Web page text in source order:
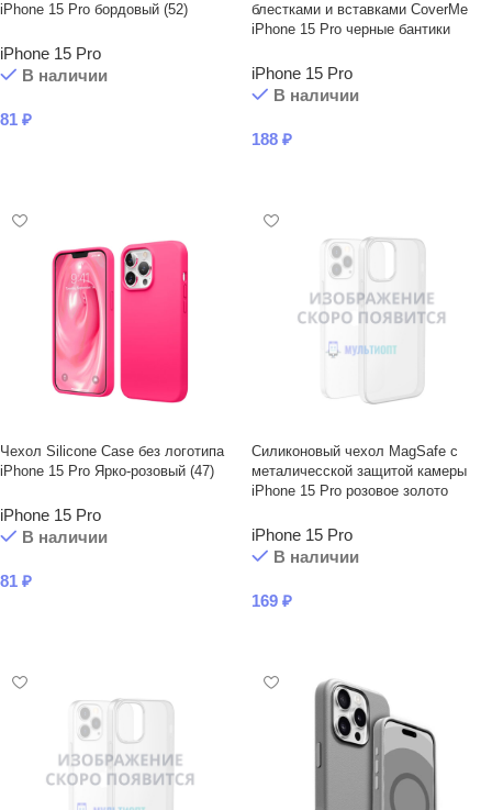
iPhone 15 Pro бордовый (52)
iPhone 15 Pro
В наличии
81 ₽
блестками и вставками CoverMe
iPhone 15 Pro черные бантики
iPhone 15 Pro
В наличии
188 ₽
Чехол Silicone Case без логотипа
iPhone 15 Pro Ярко-розовый (47)
iPhone 15 Pro
В наличии
81 ₽
Силиконовый чехол MagSafe с
металичесской защитой камеры
iPhone 15 Pro розовое золото
iPhone 15 Pro
В наличии
169 ₽